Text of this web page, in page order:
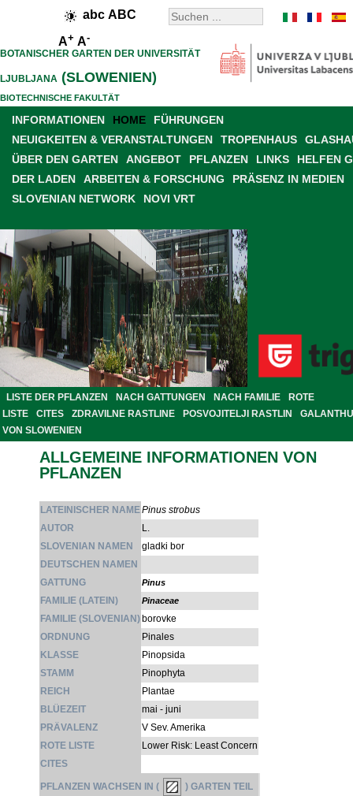
abc ABC
A+ A-
BOTANISCHER GARTEN DER UNIVERSITÄT
LJUBLJANA (SLOWENIEN)
BIOTECHNISCHE FAKULTÄT
INFORMATIONEN HOME
FÜHRUNGEN
NEUIGKEITEN & VERANSTALTUNGEN
TROPENHAUS
ÜBER DEN GARTEN
ANGEBOT PFLANZEN LINKS
HELFEN
DER LADEN
ARBEITEN & FORSCHUNG
PRÄSENZ IN MEDIEN
SLOVENIAN NETWORK
NOVI VRT
LISTE DER PFLANZEN NACH GATTUNGEN NACH FAMILIE
ROTE
LISTE
CITES ZDRAVILNE RASTLINE POSVOJITELJI RASTLIN
VON SLOWENIEN
ALLGEMEINE INFORMATIONEN VON
PFLANZEN
LATEINISCHER NAMEPinus strobus
AUTOR
L.
SLOVENIAN NAMEN
gladki bor
DEUTSCHEN NAMEN
GATTUNG
Pinus
FAMILIE (LATEIN) Pinaceae
FAMILIE (SLOVENIAN) borovke
ORDNUNG
Pinales
KLASSE
Pinopsida
STAMM
Pinophyta
REICH
Plantae
BLÜEZEIT
mai - juni
PRÄVALENZ
V Sev. Amerika
ROTE LISTE
Lower Risk: Least Concern
CITES
PFLANZEN WACHSEN IN ( ) GARTEN TEIL